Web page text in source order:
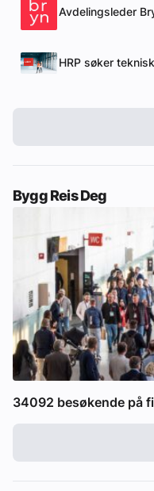
Avdelingsleder
HRP søker
Bygg Reis Deg
34092 besøkende på